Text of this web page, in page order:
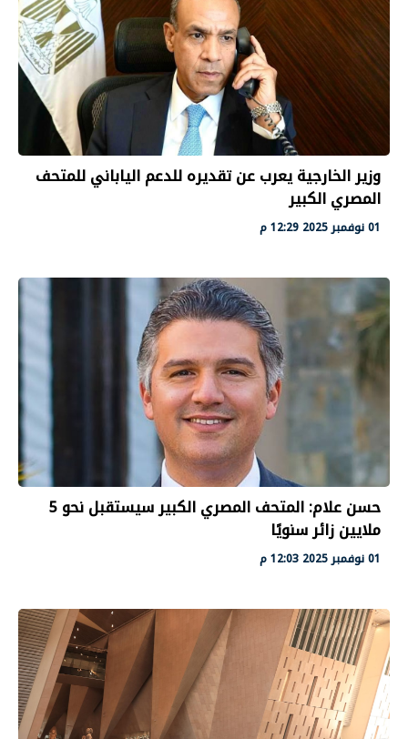
وزير الخارجية يعرب عن تقديره للدعم الياباني للمتحف
المصري الكبير
01 نوفمبر 2025 12:29 م
حسن علام: المتحف المصري الكبير سيستقبل نحو 5
ملايين زائر سنويًا
01 نوفمبر 2025 12:03 م